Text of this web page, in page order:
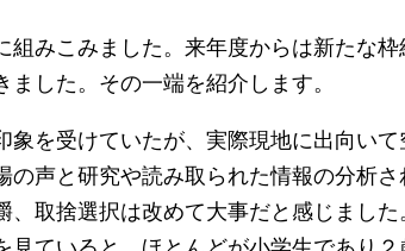
みこみました。来年度からは新たな枠
した。その一端を紹介します。
を受けていたが、実際現地に出向いて
声と研究や読み取られた情報の分析
取捨選択は改めて大事だと感じました